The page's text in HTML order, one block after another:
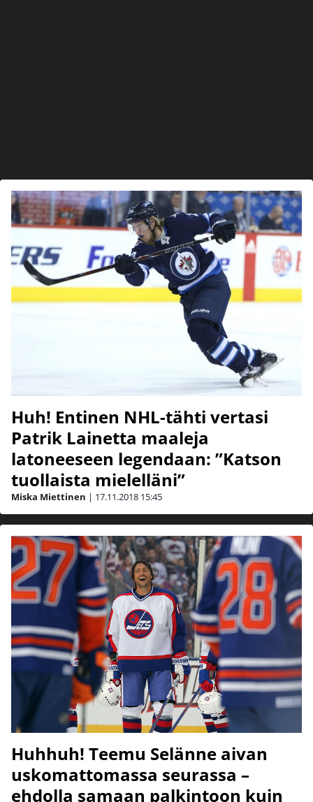
Huh! Entinen NHL-tähti vertasi
Patrik Lainetta maaleja
latoneeseen legendaan: ”Katson
tuollaista mielelläni”
Miska Miettinen | 17.11.2018 15:45
Huhhuh! Teemu Selänne aivan
uskomattomassa seurassa –
ehdolla samaan palkintoon kuin